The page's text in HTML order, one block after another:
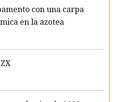
con una carpa
en la azotea